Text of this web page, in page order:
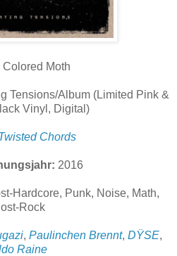
Colored Moth
Tensions/Album (Limited Pink &
Vinyl, Digital)
Chords
2016
Hardcore, Punk, Noise, Math,
Rock
, Paulinchen Brennt, DŸSE,
Raine